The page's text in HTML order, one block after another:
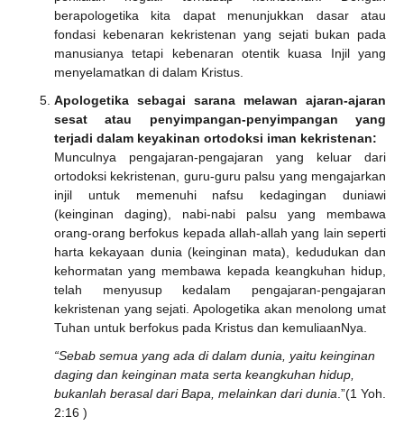
berapologetika kita dapat menunjukkan dasar atau
fondasi kebenaran kekristenan yang sejati bukan pada
manusianya tetapi kebenaran otentik kuasa Injil yang
menyelamatkan di dalam Kristus.
Apologetika sebagai sarana melawan ajaran-ajaran
sesat atau penyimpangan-penyimpangan yang
terjadi dalam keyakinan ortodoksi iman kekristenan:
Munculnya pengajaran-pengajaran yang keluar dari
ortodoksi kekristenan, guru-guru palsu yang mengajarkan
injil untuk memenuhi nafsu kedagingan duniawi
(keinginan daging), nabi-nabi palsu yang membawa
orang-orang berfokus kepada allah-allah yang lain seperti
harta kekayaan dunia (keinginan mata), kedudukan dan
kehormatan yang membawa kepada keangkuhan hidup,
telah menyusup kedalam pengajaran-pengajaran
kekristenan yang sejati. Apologetika akan menolong umat
Tuhan untuk berfokus pada Kristus dan kemuliaanNya.
“Sebab semua yang ada di dalam dunia, yaitu keinginan
daging dan keinginan mata serta keangkuhan hidup,
bukanlah berasal dari Bapa, melainkan dari dunia .”(1 Yoh.
2:16 )